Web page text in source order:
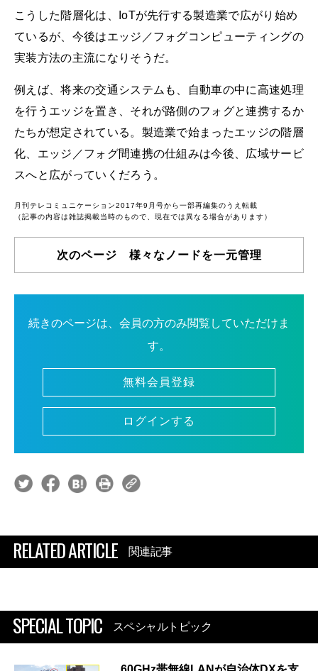
こうした階層化は、IoTが先行する製造業で広がり始め
ているが、今後はエッジ／フォグコンピューティングの
実装方法の主流になりそうだ。
例えば、将来の交通システムも、自動車の中に高速処理
を行うエッジを置き、それが路側のフォグと連携するか
たちが想定されている。製造業で始まったエッジの階層
化、エッジ／フォグ間連携の仕組みは今後、広域サービ
スへと広がっていくだろう。
月刊テレコミュニケーション2017年9月号から一部再編集のうえ転載
（記事の内容は雑誌掲載当時のもので、現在では異なる場合があります）
次のページ 様々なノードを一元管理
続きのページは、会員の方のみ閲覧していただけま
す。
無料会員登録
ログインする
RELATED ARTICLE 関連記事
SPECIAL TOPIC スペシャルトピック